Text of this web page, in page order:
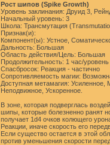
Рост шипов (Spike Growth)
Уровень заклинания: Друид 3,
Начальный уровень: 3
Школа: Трансмутация
Признак(и):
Компонент(ы): Устное,
Дальность: Большая
Область действия/Цель: Большая
Продолжительность: 1 час/уровень
Спасбросок: Реакция - частично
Сопротивляемость магии:
Доступная метамагия: Усиленное,
Неподвижное, Ускоренное.
В зоне, которая подверглась
шипы, которые болезненно ранят
получает 1d4 очков колющего
Реакции, иначе скорость его
Если существо остается в этой
против уменьшения скорости